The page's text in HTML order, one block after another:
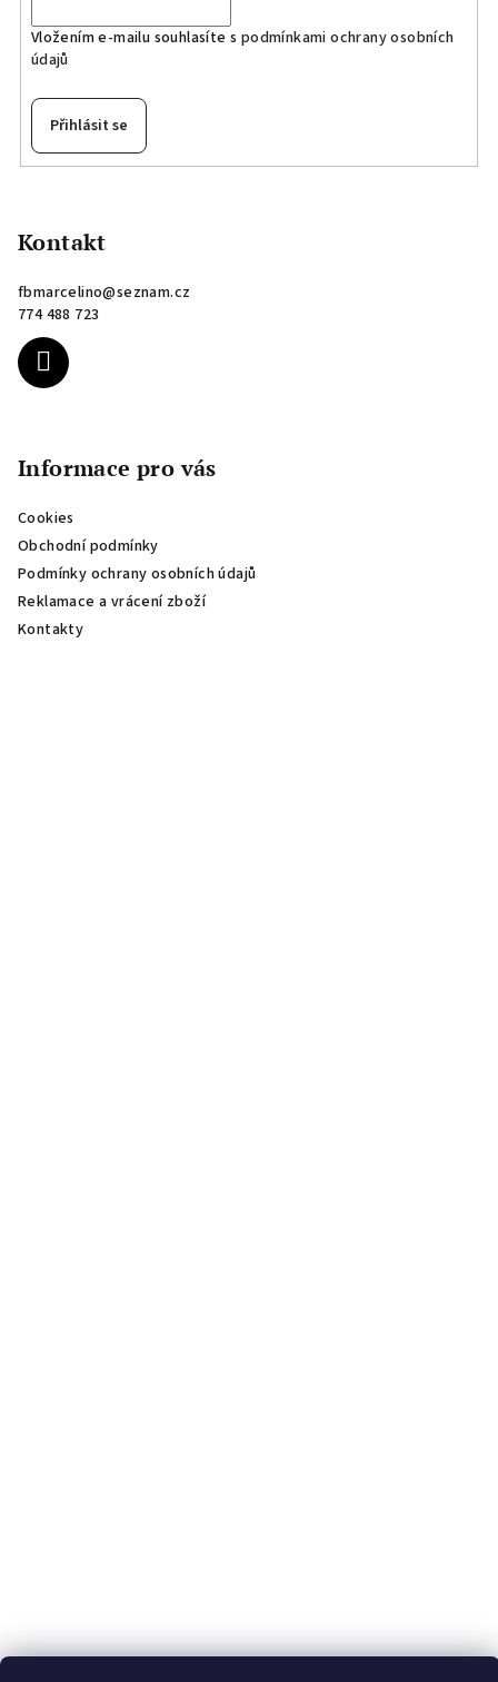
Vložením e-mailu souhlasíte s podmínkami ochrany osobních
údajů
Přihlásit se
Kontakt
fbmarcelino@seznam.cz
774 488 723
Informace pro vás
Cookies
Obchodní podmínky
Podmínky ochrany osobních údajů
Reklamace a vrácení zboží
Kontakty